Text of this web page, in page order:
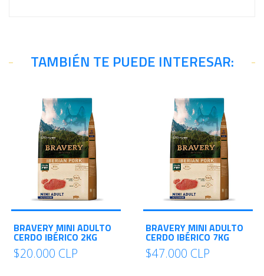
TAMBIÉN TE PUEDE INTERESAR:
BRAVERY MINI ADULTO
CERDO IBÉRICO 2KG
$20.000 CLP
BRAVERY MINI ADULTO
CERDO IBÉRICO 7KG
$47.000 CLP